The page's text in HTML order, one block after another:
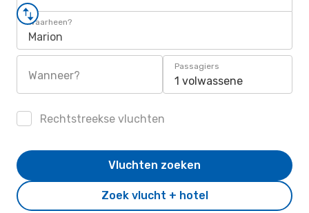
Waarheen?
Marion
Wanneer?
Passagiers
1 volwassene
Rechtstreekse vluchten
Zoek vlucht + hotel
Vluchten zoeken